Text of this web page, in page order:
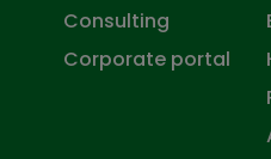
Consulting
Corporate portal